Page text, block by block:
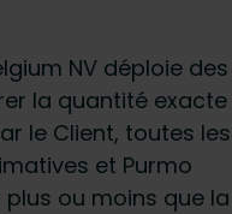
NV déploie des
la quantité exacte
le Client, toutes les
et Purmo
plus ou moins que la